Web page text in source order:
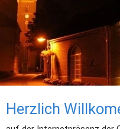
Herzlich